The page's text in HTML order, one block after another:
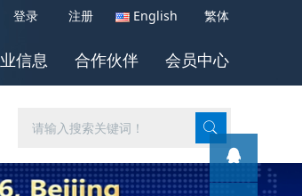
登录 注册 繁体
English
信息 合作伙伴 会员中心